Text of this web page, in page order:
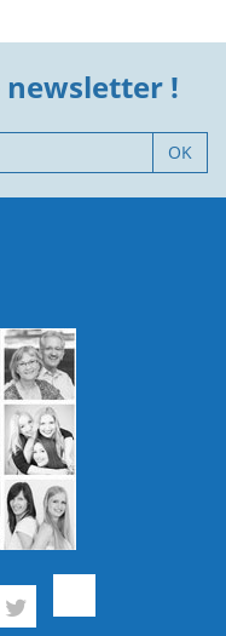
newsletter !
OK